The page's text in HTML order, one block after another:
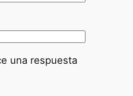
una respuesta